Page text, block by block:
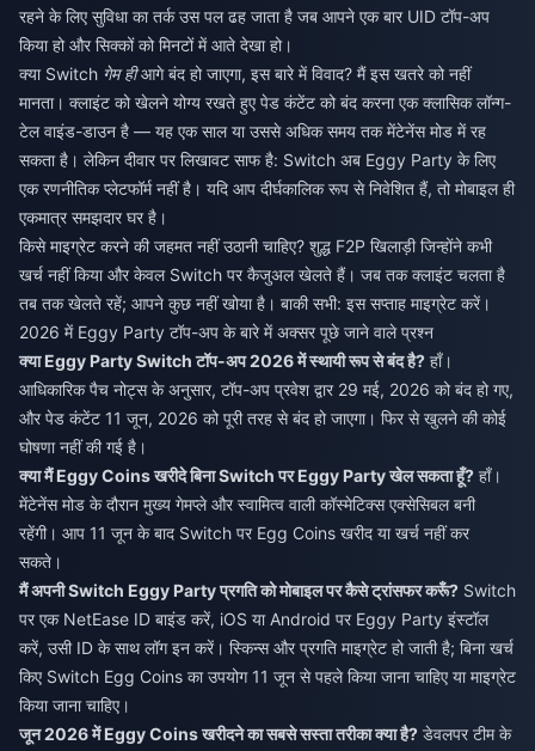
रहने के लिए सुविधा का तर्क उस पल ढह जाता है जब आपने एक बार UID टॉप-अप
किया हो और सिक्कों को मिनटों में आते देखा हो।
क्या Switch गेम हीआगे बंद हो जाएगा, इस बारे में विवाद? मैं इस खतरे को नहीं
मानता। क्लाइंट को खेलने योग्य रखते हुए पेड कंटेंट को बंद करना एक क्लासिक लॉन्ग-
टेल वाइंड-डाउन है — यह एक साल या उससे अधिक समय तक मेंटेनेंस मोड में रह
सकता है। लेकिन दीवार पर लिखावट साफ है: Switch अब Eggy Party के लिए
एक रणनीतिक प्लेटफॉर्म नहीं है। यदि आप दीर्घकालिक रूप से निवेशित हैं, तो मोबाइल ही
एकमात्र समझदार घर है।
किसे माइग्रेट करने की जहमत नहीं उठानी चाहिए? शुद्ध F2P खिलाड़ी जिन्होंने कभी
खर्च नहीं किया और केवल Switch पर कैजुअल खेलते हैं। जब तक क्लाइंट चलता है
तब तक खेलते रहें; आपने कुछ नहीं खोया है। बाकी सभी: इस सप्ताह माइग्रेट करें।
2026 में Eggy Party टॉप-अप के बारे में अक्सर पूछे जाने वाले प्रश्न
क्या Eggy Party Switch टॉप-अप 2026 में स्थायी रूप से बंद है? हाँ।
आधिकारिक पैच नोट्स के अनुसार, टॉप-अप प्रवेश द्वार 29 मई, 2026 को बंद हो गए,
और पेड कंटेंट 11 जून, 2026 को पूरी तरह से बंद हो जाएगा। फिर से खुलने की कोई
घोषणा नहीं की गई है।
क्या मैं Eggy Coins खरीदे बिना Switch पर Eggy Party खेल सकता हूँ? हाँ।
मेंटेनेंस मोड के दौरान मुख्य गेमप्ले और स्वामित्व वाली कॉस्मेटिक्स एक्सेसिबल बनी
रहेंगी। आप 11 जून के बाद Switch पर Egg Coins खरीद या खर्च नहीं कर
सकते।
मैं अपनी Switch Eggy Party प्रगति को मोबाइल पर कैसे ट्रांसफर करूँ? Switch
पर एक NetEase ID बाइंड करें, iOS या Android पर Eggy Party इंस्टॉल
करें, उसी ID के साथ लॉग इन करें। स्किन्स और प्रगति माइग्रेट हो जाती है; बिना खर्च
किए Switch Egg Coins का उपयोग 11 जून से पहले किया जाना चाहिए या माइग्रेट
किया जाना चाहिए।
जून 2026 में Eggy Coins खरीदने का सबसे सस्ता तरीका क्या है? डेवलपर टीम के